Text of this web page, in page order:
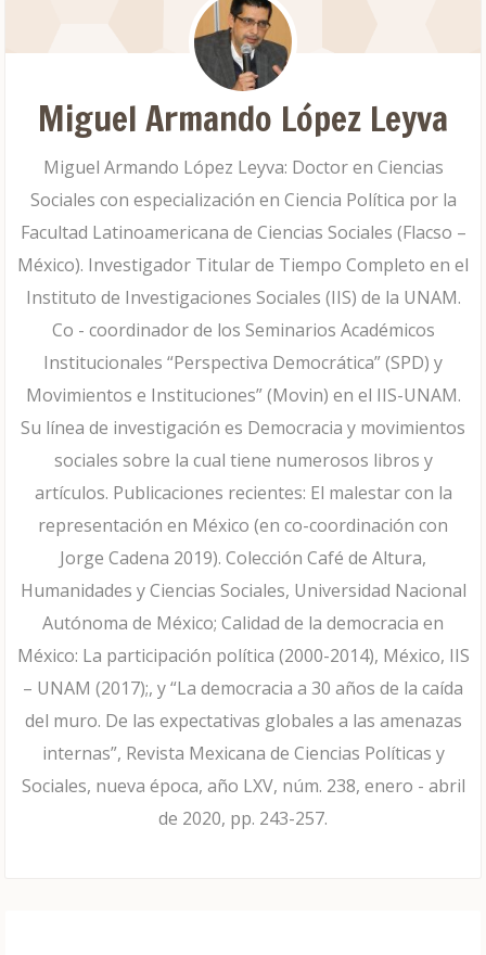
Miguel Armando López Leyva
Miguel Armando López Leyva: Doctor en Ciencias
Sociales con especialización en Ciencia Política por la
Facultad Latinoamericana de Ciencias Sociales (Flacso –
México). Investigador Titular de Tiempo Completo en el
Instituto de Investigaciones Sociales (IIS) de la UNAM.
Co - coordinador de los Seminarios Académicos
Institucionales “Perspectiva Democrática” (SPD) y
Movimientos e Instituciones” (Movin) en el IIS-UNAM.
Su línea de investigación es Democracia y movimientos
sociales sobre la cual tiene numerosos libros y
artículos. Publicaciones recientes: El malestar con la
representación en México (en co-coordinación con
Jorge Cadena 2019). Colección Café de Altura,
Humanidades y Ciencias Sociales, Universidad Nacional
Autónoma de México; Calidad de la democracia en
México: La participación política (2000-2014), México, IIS
– UNAM (2017);, y “La democracia a 30 años de la caída
del muro. De las expectativas globales a las amenazas
internas”, Revista Mexicana de Ciencias Políticas y
Sociales, nueva época, año LXV, núm. 238, enero - abril
de 2020, pp. 243-257.